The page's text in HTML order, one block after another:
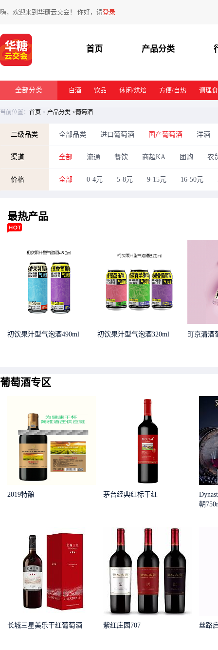
嗨，欢迎来到华糖云交会！ 你好，请登录
首页 产品分类
全部分类 白酒 饮品 休闲/烘焙 方便/自热 调理
当前位置： 首页 > 产品分类 >葡萄酒
二级品类 全部品类 进口葡萄酒 国产葡萄酒 洋酒
渠道 全部 流通 餐饮 商超KA 团购 农
价格 全部 0-4元 5-8元 9-15元 16-50元
最热产品
初饮果汁型气泡酒490ml 初饮果汁型气泡酒320ml 町京清酒
葡萄酒专区
2019特酿 茅台经典红标干红
朝
长城三星美乐干红葡萄酒 紫红庄园707 丝路